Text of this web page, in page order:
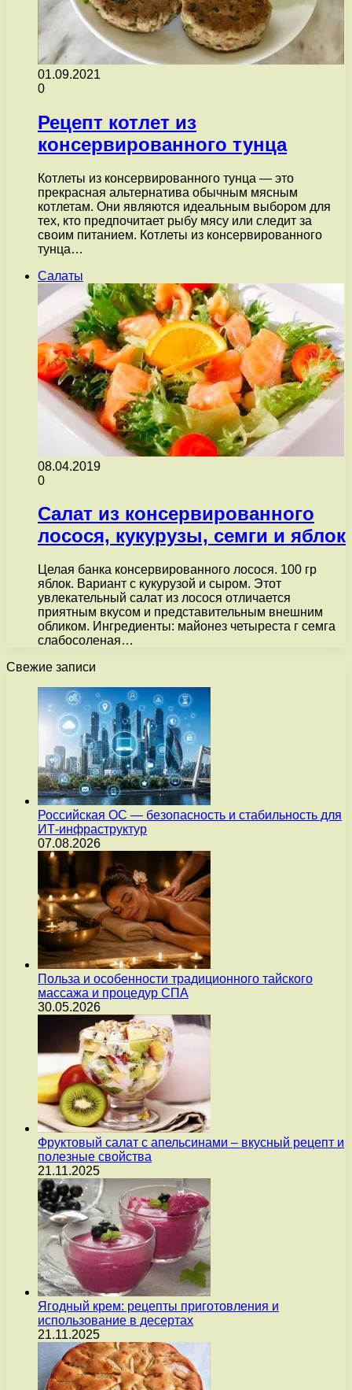
01.09.2021
0
Рецепт котлет из
консервированного тунца
Котлеты из консервированного тунца — это
прекрасная альтернатива обычным мясным
котлетам. Они являются идеальным выбором для
тех, кто предпочитает рыбу мясу или следит за
своим питанием. Котлеты из консервированного
тунца…
Салаты
08.04.2019
0
Салат из консервированного
лосося, кукурузы, семги и яблок
Целая банка консервированного лосося. 100 гр
яблок. Вариант с кукурузой и сыром. Этот
увлекательный салат из лосося отличается
приятным вкусом и представительным внешним
обликом. Ингредиенты: майонез четыреста г семга
слабосоленая…
Свежие записи
Российская ОС — безопасность и стабильность для
ИТ-инфраструктур
07.08.2026
Польза и особенности традиционного тайского
массажа и процедур СПА
30.05.2026
Фруктовый салат с апельсинами – вкусный рецепт и
полезные свойства
21.11.2025
Ягодный крем: рецепты приготовления и
использование в десертах
21.11.2025